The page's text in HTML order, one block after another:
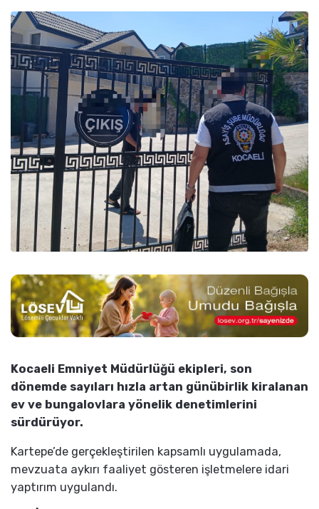
Kocaeli Emniyet Müdürlüğü ekipleri, son
dönemde sayıları hızla artan günübirlik kiralanan
ev ve bungalovlara yönelik denetimlerini
sürdürüyor.
Kartepe’de gerçekleştirilen kapsamlı uygulamada,
mevzuata aykırı faaliyet gösteren işletmelere idari
yaptırım uygulandı.